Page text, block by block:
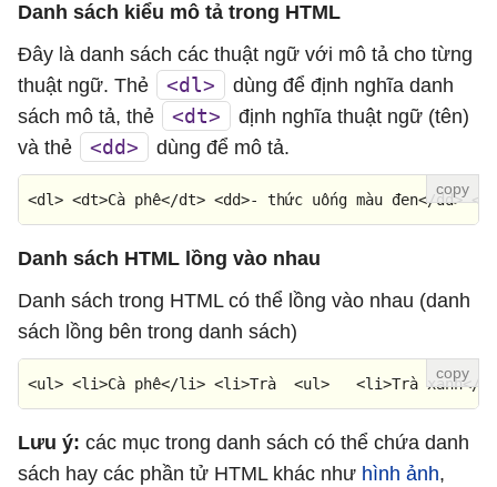
Danh sách kiểu mô tả trong HTML
Đây là danh sách các thuật ngữ với mô tả cho từng
thuật ngữ. Thẻ
<dl>
dùng để định nghĩa danh
sách mô tả, thẻ
<dt>
định nghĩa thuật ngữ (tên)
và thẻ
<dd> dùng để mô tả.
<dl> <dt>Cà phê</dt> <dd>- thức uống màu đen</dd> <
Danh sách HTML lồng vào nhau
Danh sách trong HTML có thể lồng vào nhau (danh
sách lồng bên trong danh sách)
<ul> <li>Cà phê</li> <li>Trà  <ul>   <li>Trà xanh</
Lưu ý: các mục trong danh sách có thể chứa danh
sách hay các phần tử HTML khác như hình ảnh,